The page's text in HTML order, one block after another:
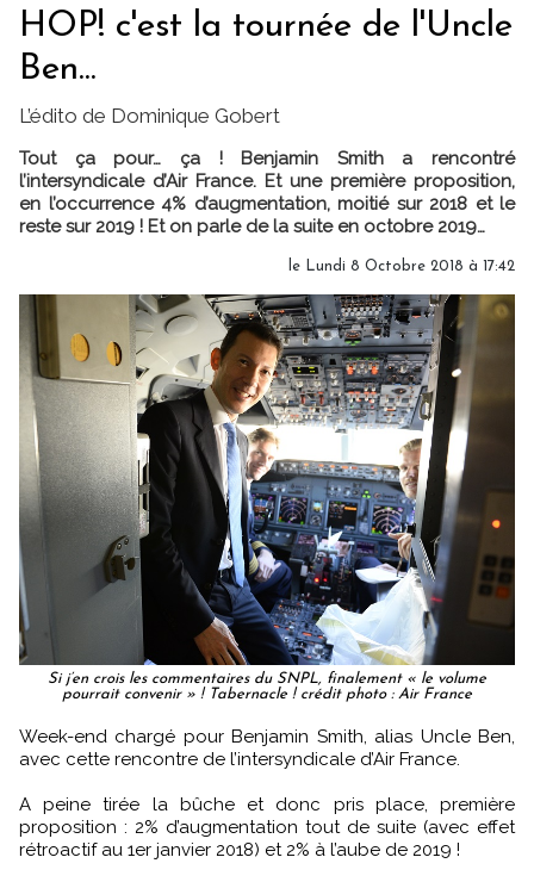
HOP! c'est la tournée de l'Uncle
Ben...
L’édito de Dominique Gobert
Tout ça pour… ça ! Benjamin Smith a rencontré
l’intersyndicale d’Air France. Et une première proposition,
en l’occurrence 4% d’augmentation, moitié sur 2018 et le
reste sur 2019 ! Et on parle de la suite en octobre 2019…
le Lundi 8 Octobre 2018 à 17:42
Si j’en crois les commentaires du SNPL, finalement « le volume
pourrait convenir » ! Tabernacle ! crédit photo : Air France
Week-end chargé pour Benjamin Smith, alias Uncle Ben,
avec cette rencontre de l’intersyndicale d’Air France.
A peine tirée la bûche et donc pris place, première
proposition : 2% d’augmentation tout de suite (avec effet
rétroactif au 1er janvier 2018) et 2% à l’aube de 2019 !